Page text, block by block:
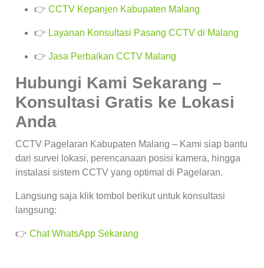
👉 CCTV Kepanjen Kabupaten Malang
👉 Layanan Konsultasi Pasang CCTV di Malang
👉 Jasa Perbaikan CCTV Malang
Hubungi Kami Sekarang –
Konsultasi Gratis ke Lokasi
Anda
CCTV Pagelaran Kabupaten Malang – Kami siap bantu
dari survei lokasi, perencanaan posisi kamera, hingga
instalasi sistem CCTV yang optimal di Pagelaran.
Langsung saja klik tombol berikut untuk konsultasi
langsung:
👉 Chat WhatsApp Sekarang